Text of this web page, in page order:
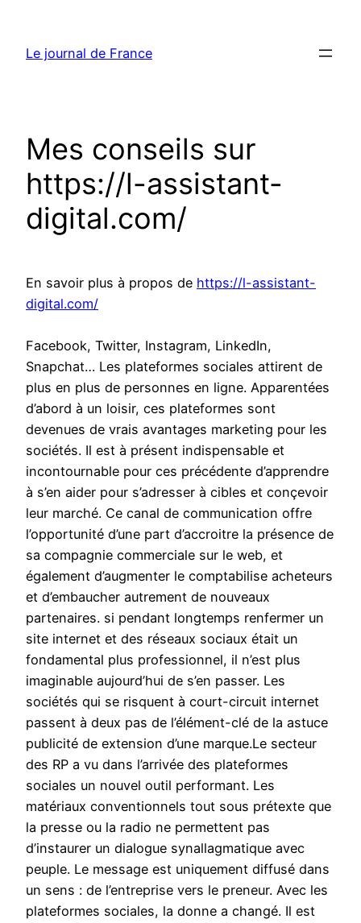
contenu
Le journal de France
Mes conseils sur
https://l-assistant-
digital.com/
En savoir plus à propos de https://l-assistant-
digital.com/
Facebook, Twitter, Instagram, LinkedIn,
Snapchat… Les plateformes sociales attirent de
plus en plus de personnes en ligne. Apparentées
d’abord à un loisir, ces plateformes sont
devenues de vrais avantages marketing pour les
sociétés. Il est à présent indispensable et
incontournable pour ces précédente d’apprendre
à s’en aider pour s’adresser à cibles et conçevoir
leur marché. Ce canal de communication offre
l’opportunité d’une part d’accroitre la présence de
sa compagnie commerciale sur le web, et
également d’augmenter le comptabilise acheteurs
et d’embaucher autrement de nouveaux
partenaires. si pendant longtemps renfermer un
site internet et des réseaux sociaux était un
fondamental plus professionnel, il n’est plus
imaginable aujourd’hui de s’en passer. Les
sociétés qui se risquent à court-circuit internet
passent à deux pas de l’élément-clé de la astuce
publicité de extension d’une marque.Le secteur
des RP a vu dans l’arrivée des plateformes
sociales un nouvel outil performant. Les
matériaux conventionnels tout sous prétexte que
la presse ou la radio ne permettent pas
d’instaurer un dialogue synallagmatique avec
peuple. Le message est uniquement diffusé dans
un sens : de l’entreprise vers le preneur. Avec les
plateformes sociales, la donne a changé. Il est